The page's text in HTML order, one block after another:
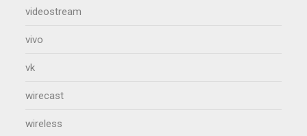
videostream
vivo
vk
wirecast
wireless